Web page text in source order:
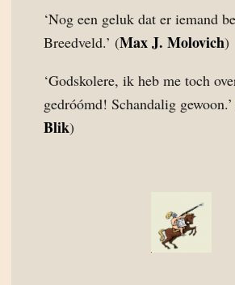
‘Nog een geluk dat er iemand
Breedveld.’ (Max J. Molovich)
‘Godskolere, ik heb me toch
gedróómd! Schandalig
Blik)